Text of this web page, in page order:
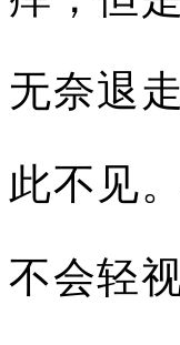
无奈退
此不见
不会轻